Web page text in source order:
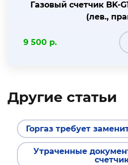
Газовый счетчик BK-
(лев.,
9 500 р.
Другие статьи
Горгаз требует
Утраченные